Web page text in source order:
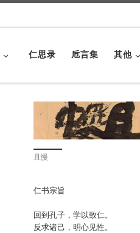
仁思录 卮言集 其他
且慢
仁书宗旨
回到孔子，学以致仁。
反求诸己，明心见性。